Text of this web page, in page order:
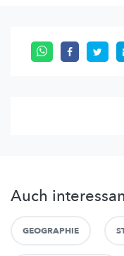
Auch
GEOGRAPHIE